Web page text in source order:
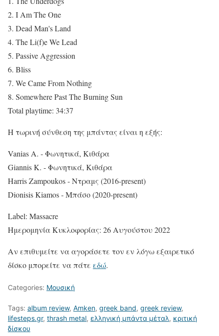
2. I Am The One
3. Dead Man's Land
4. The Li(f)e We Lead
5. Passive Aggression
6. Bliss
7. We Came From Nothing
8. Somewhere Past The Burning Sun
Total playtime: 34:37
Η τωρινή σύνθεση της μπάντας είναι η εξής:
Vanias A. - Φωνητικά, Κιθάρα
Giannis K. - Φωνητικά, Κιθάρα
Harris Zampoukos - Ντραμς (2016-present)
Dionisis Kiamos - Μπάσο (2020-present)
Label: Massacre
Ημερομηνία Κυκλοφορίας: 26 Αυγούστου 2022
Αν επιθυμείτε να αγοράσετε τον εν λόγω εξαιρετικό
δίσκο μπορείτε να πάτε εδώ.
Categories: Μουσική
Tags: album review, Amken, greek band, greek review,
lifesteps.gr, thrash metal, ελληνική μπάντα μέταλ, κριτική
δίσκου